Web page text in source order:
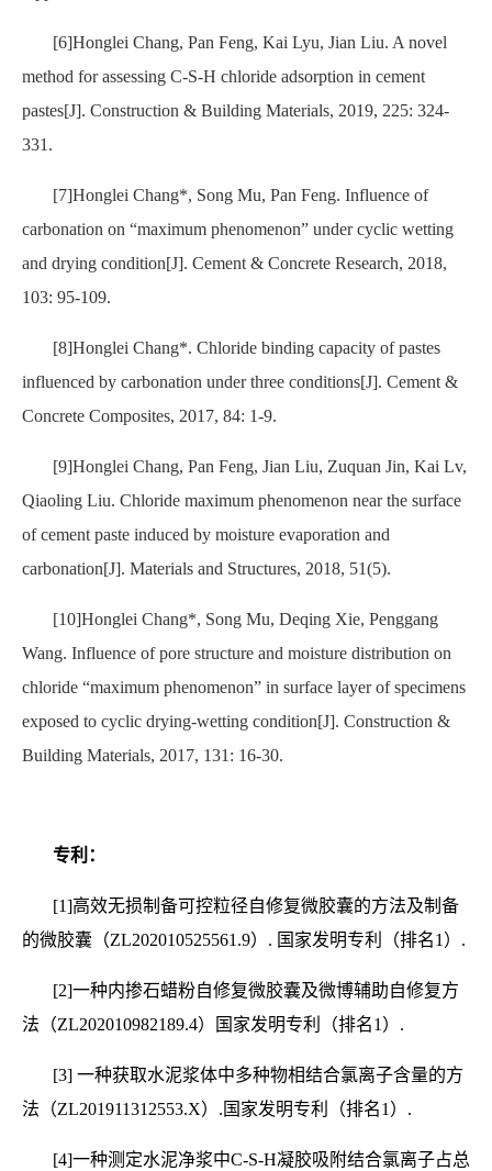
[6]Honglei Chang, Pan Feng, Kai Lyu, Jian Liu. A novel
method for assessing C-S-H chloride adsorption in cement
pastes[J]. Construction & Building Materials, 2019, 225: 324-
331.
[7]Honglei Chang*, Song Mu, Pan Feng. Influence of
carbonation on “maximum phenomenon” under cyclic wetting
and drying condition[J]. Cement & Concrete Research, 2018,
103: 95-109.
[8]Honglei Chang*. Chloride binding capacity of pastes
influenced by carbonation under three conditions[J]. Cement &
Concrete Composites, 2017, 84: 1-9.
[9]Honglei Chang, Pan Feng, Jian Liu, Zuquan Jin, Kai Lv,
Qiaoling Liu. Chloride maximum phenomenon near the surface
of cement paste induced by moisture evaporation and
carbonation[J]. Materials and Structures, 2018, 51(5).
[10]Honglei Chang*, Song Mu, Deqing Xie, Penggang
Wang. Influence of pore structure and moisture distribution on
chloride “maximum phenomenon” in surface layer of specimens
exposed to cyclic drying-wetting condition[J]. Construction &
Building Materials, 2017, 131: 16-30.
专利：
[1]高效无损制备可控粒径自修复微胶囊的方法及制备
的微胶囊（ZL202010525561.9）. 国家发明专利（排名1 ）.
[2]一种内掺石蜡粉自修复微胶囊及微博辅助自修复方
法（ZL202010982189.4）国家发明专利（排名1 ）.
[3] 一种获取水泥浆体中多种物相结合氯离子含量的方
法（ZL201911312553.X）.国家发明专利（排名1 ）.
[4]一种测定水泥净浆中C-S-H凝胶吸附结合氯离子占总